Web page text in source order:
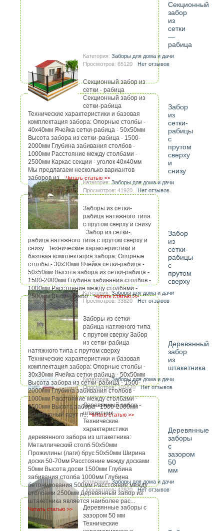
Секционный
забор
из
сетки
—
рабица
Категория: Заборы для дома и дачи
Просмотров: 65120
Нет отзывов
Секционный забор из
сетки - рабица
Секционный забор из
сетки-рабица
Технические характеристики и базовая
комплектация забора: Опорные столбы -
40х40мм Ячейка сетки-рабица - 50х50мм
Высота забора из сетки-рабица - 1500-
2000мм Глубина забивания столбов -
1000мм Расстояние между столбами -
2500мм Каркас секции - уголок 40х40мм
Мы предлагаем несколько вариантов
заборов из...Читать статью >>
Забор
из
сетки-
рабицы
с
прутом
сверху
и
снизу
Категория: Заборы для дома и дачи
Просмотров: 41920
Нет отзывов
Заборы из сетки-
рабица натяжного типа
с прутом сверху и снизу
Забор из сетки-
рабица натяжного типа с прутом сверху и
снизу Технические характеристики и
базовая комплектация забора: Опорные
столбы - 30х30мм Ячейка сетки-рабица -
50х50мм Высота забора из сетки-рабица -
1500-2000мм Глубина забивания столбов -
1000мм Расстояние между столбами -
2500мм Высота забо...Читать статью >>
Забор
из
сетки-
рабицы
с
прутом
сверху
Категория: Заборы для дома и дачи
Просмотров: 33820
Нет отзывов
Заборы из сетки-
рабица натяжного типа
с прутом сверху Забор
из сетки-рабица
натяжного типа с прутом сверху
Технические характеристики и базовая
комплектация забора: Опорные столбы -
30х30мм Ячейка сетки-рабица - 50х50мм
Высота забора из сетки-рабица - 1500-
2000мм Глубина забивания столбов -
1000мм Расстояние между столбами -
2500мм Высота забора - 1500-2000мм
Арматурный прут п...Читать статью >>
Деревянный
забор
из
штакетника
Категория:Заборы для дома и дачи
Просмотров: 101820
Нет отзывов
Деревянный забор -
штакетник
Технические
характеристики
деревянного забора из штакетника:
Металлический столб 50х50мм
Прожилины (лаги) брус 50х50мм Ширина
доски 50-70мм Расстояние между досками
50мм Высота доски 1500мм Глубина
забивания столба 1000мм Глубина
бетонирования 500мм Расстояние между
столбами 2500мм Деревянный забор из
штакетника является наиболее рас...
Читать статью >>
Деревянные
заборы
с
зазором
50
мм
Категория: Заборы для дома и дачи
Просмотров: 42820
Нет отзывов
Деревянные заборы с
зазором 50 мм
Технические